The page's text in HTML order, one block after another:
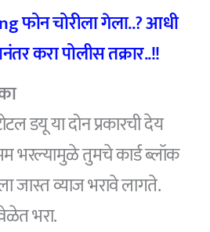
फोन चोरीला गेला..? आधी
करा पोलीस तक्रार..!!
डयू या दोन प्रकारची देय
भरल्यामुळे तुमचे कार्ड ब्लॉक
जास्त व्याज भरावे लागते.
भरा.